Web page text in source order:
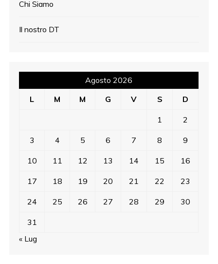
Chi Siamo
Il nostro DT
Agosto 2026
L
M M G V S D
1 2
3 4 5 6 7 8 9
10 11 12 13 14 15 16
17 18 19 20 21 22 23
24 25 26 27 28 29 30
31
« Lug